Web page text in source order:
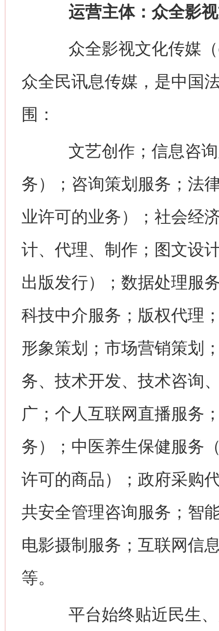
运营主体：众全影视
众全影视文化传媒（
众全民讯息传媒，是中国
围：
文艺创作；信息咨询
务）；咨询策划服务；法
业许可的业务）；社会经
计、代理、制作；图文设
出版发行）；数据处理服
科技中介服务；版权代理
形象策划；市场营销策划
务、技术开发、技术咨询
广；个人互联网直播服务
务）；中医养生保健服务
许可的商品）；政府采购
共安全管理咨询服务；智
电影摄制服务；互联网信
等。
平台始终贴近民生、